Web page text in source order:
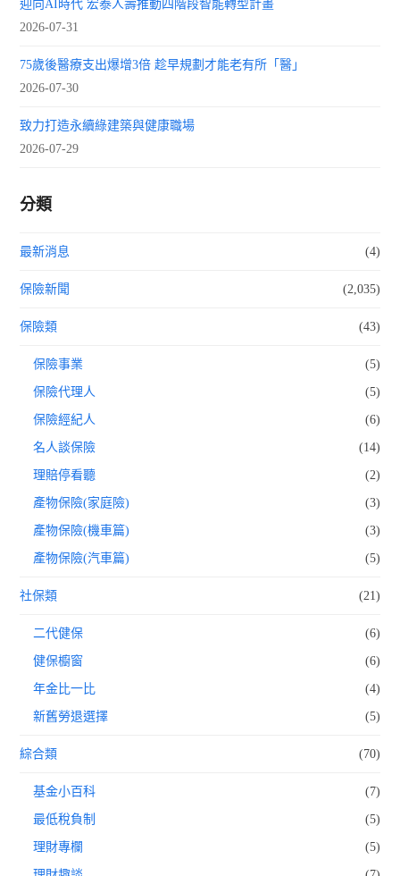
迎向AI時代 宏泰人壽推動四階段智能轉型計畫
2026-07-31
75歲後醫療支出爆增3倍 趁早規劃才能老有所「醫」
2026-07-30
致力打造永續綠建築與健康職場
2026-07-29
分類
最新消息 (4)
保險新聞 (2,035)
保險類 (43)
保險事業 (5)
保險代理人 (5)
保險經紀人 (6)
名人談保險 (14)
理賠停看聽 (2)
產物保險(家庭險) (3)
產物保險(機車篇) (3)
產物保險(汽車篇) (5)
社保類 (21)
二代健保 (6)
健保櫥窗 (6)
年金比一比 (4)
新舊勞退選擇 (5)
綜合類 (70)
基金小百科 (7)
最低稅負制 (5)
理財專欄 (5)